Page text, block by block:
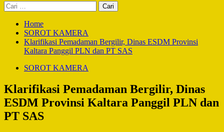
Cari
untuk:
Home
SOROT KAMERA
Klarifikasi Pemadaman Bergilir, Dinas ESDM Provinsi
Kaltara Panggil PLN dan PT SAS
SOROT KAMERA
Klarifikasi Pemadaman Bergilir, Dinas
ESDM Provinsi Kaltara Panggil PLN dan
PT SAS